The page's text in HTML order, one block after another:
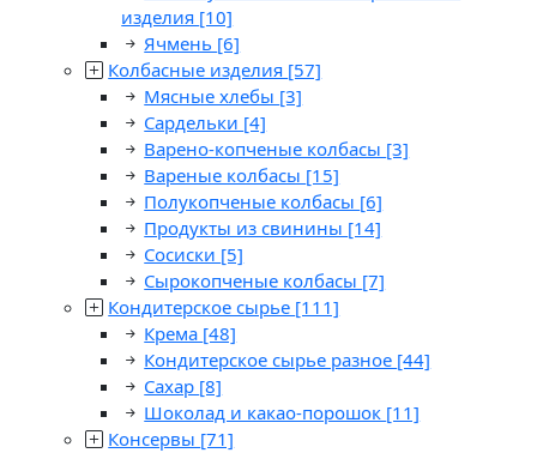
изделия [10]
Ячмень [6]
Колбасные изделия [57]
Мясные хлебы [3]
Сардельки [4]
Варено-копченые колбасы [3]
Вареные колбасы [15]
Полукопченые колбасы [6]
Продукты из свинины [14]
Сосиски [5]
Сырокопченые колбасы [7]
Кондитерское сырье [111]
Крема [48]
Кондитерское сырье разное [44]
Сахар [8]
Шоколад и какао-порошок [11]
Консервы [71]